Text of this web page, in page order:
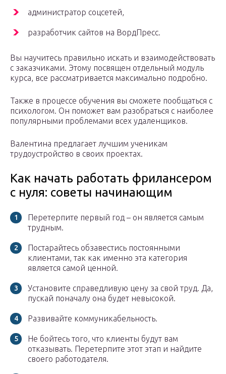
администратор соцсетей,
разработчик сайтов на ВордПресс.
Вы научитесь правильно искать и взаимодействовать
с заказчиками. Этому посвящен отдельный модуль
курса, все рассматривается максимально подробно.
Также в процессе обучения вы сможете пообщаться с
психологом. Он поможет вам разобраться с наиболее
популярными проблемами всех удаленщиков.
Валентина предлагает лучшим ученикам
трудоустройство в своих проектах.
Как начать работать фрилансером
с нуля: советы начинающим
Перетерпите первый год – он является самым
трудным.
Постарайтесь обзавестись постоянными
клиентами, так как именно эта категория
является самой ценной.
Установите справедливую цену за свой труд. Да,
пускай поначалу она будет невысокой.
Развивайте коммуникабельность.
Не бойтесь того, что клиенты будут вам
отказывать. Перетерпите этот этап и найдите
своего работодателя.